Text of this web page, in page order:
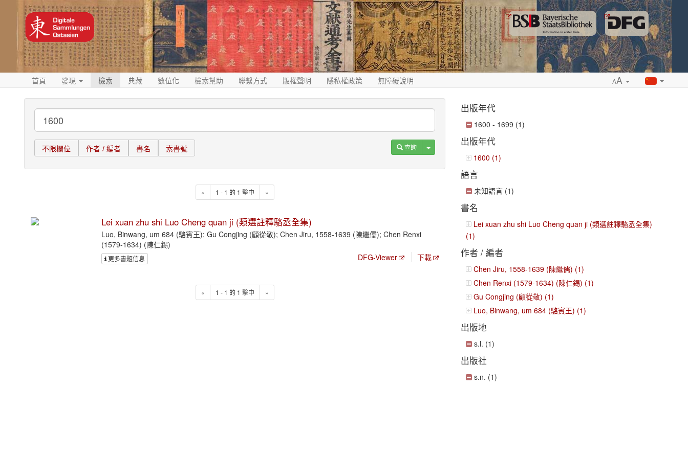
首頁 發現 檢索 典藏 數位化 檢索幫助 聯繫方式 版權聲明 隱私權政策 無障礙說明 AA
不限欄位 作者 / 編者 書名 索書號 查詢 Toggle Dropdown
« 1 - 1 的 1 擊中 »
Lei xuan zhu shi Luo Cheng quan ji (類選註釋駱丞全集)
Luo, Binwang, um 684 (駱賓王); Gu Congjing (顧從敬); Chen Jiru, 1558-1639 (陳繼儒); Chen Renxi
(1579-1634) (陳仁錫)
更多書題信息 DFG-Viewer 下載
« 1 - 1 的 1 擊中 »
出版年代
1600 - 1699 (1)
出版年代
1600 (1)
語言
未知語言 (1)
書名
Lei xuan zhu shi Luo Cheng quan ji (類選註釋駱丞全集)
(1)
作者 / 編者
Chen Jiru, 1558-1639 (陳繼儒) (1)
Chen Renxi (1579-1634) (陳仁錫) (1)
Gu Congjing (顧從敬) (1)
Luo, Binwang, um 684 (駱賓王) (1)
出版地
s.l. (1)
出版社
s.n. (1)